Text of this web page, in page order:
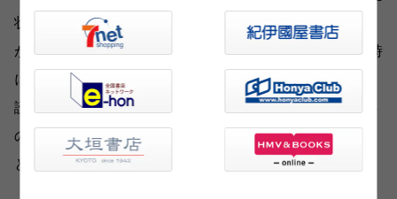
状況はさまざまで、それぞれ異なる人生を歩んでいます
が、いずれも胸の奥にあふれんばかりの熱情をたたえ、時
にそれを炸裂させます。
読むと、何か新たなことにチャレンジしたくなる――新年
の幕開けにふさわしい、みずみずしさと力に満ちた1冊だ
と思います。